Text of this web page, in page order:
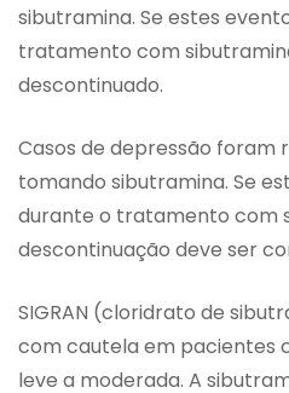
sibutramina. Se estes
tratamento com
descontinuado.
Casos de depressão foram
tomando sibutramina. Se
durante o tratamento com
descontinuação deve ser
SIGRAN (cloridrato de
com cautela em pacientes
leve a moderada. A